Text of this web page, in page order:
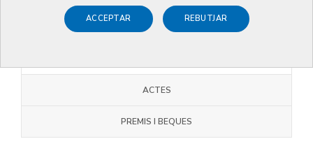
ACCEPTAR REBUTJAR
Osona
ACTES
PREMIS I BEQUES